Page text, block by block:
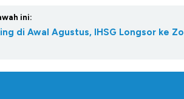
ini:
di Awal Agustus, IHSG Longsor ke
Kubur! Bisnis Furniture &